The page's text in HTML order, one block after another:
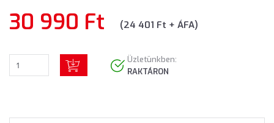
30 990 Ft (24 401 Ft + ÁFA)
Üzletünkben:
RAKTÁRON